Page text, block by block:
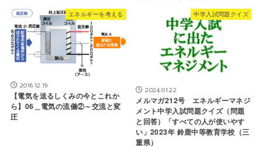
エネルギーを考える
2016.12.19
【電気を送るしくみの今とこれか
ら】06＿電気の流儀②～交流と変
圧
中学入試問題クイズ
2024.01.22
メルマガ212号 エネルギーマネジ
メント中学入試問題クイズ（問題
と回答）「すべての人が使いやす
い」2023年 鈴鹿中等教育学校（三
重県）